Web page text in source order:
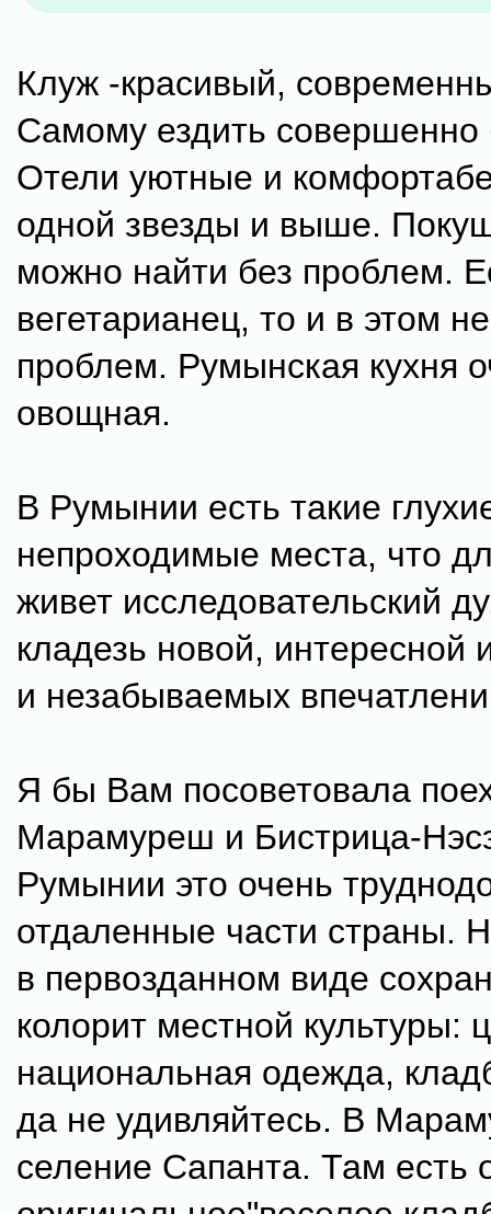
Клуж -красивый,
Самому ездить совершенно
Отели уютные и
одной звезды и выше.
можно найти без проблем.
вегетарианец, то и в этом
проблем. Румынская кухня
овощная.
В Румынии есть такие
непроходимые места, что
живет исследовательский
кладезь новой,
и незабываемых
Я бы Вам посоветовала
Марамуреш и Бистрица-
Румынии это очень
отдаленные части страны.
в первозданном виде
колорит местной культуры:
национальная одежда,
да не удивляйтесь. В
селение Сапанта. Там есть